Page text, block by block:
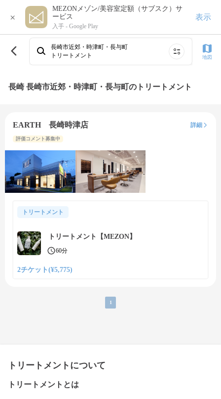
×
MEZONメゾン/美容室定額（サブスク）サ
ービス
入手 - Google Play
表示
長崎市近郊・時津町・長与町
トリートメント
地図
長崎 長崎市近郊・時津町・長与町のトリートメント
EARTH 長崎時津店 詳細
評価コメント募集中
トリートメント
トリートメント【MEZON】
60分
2チケット(¥5,775)
1
トリートメントについて
トリートメントとは